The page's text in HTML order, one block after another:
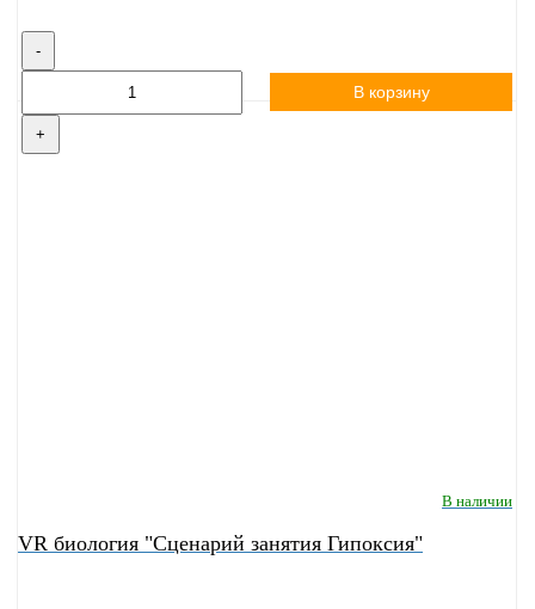
-
+
В корзину
В наличии
VR биология "Сценарий занятия Гипоксия"